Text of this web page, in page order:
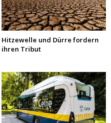
Hitzewelle und Dürre fordern
ihren Tribut